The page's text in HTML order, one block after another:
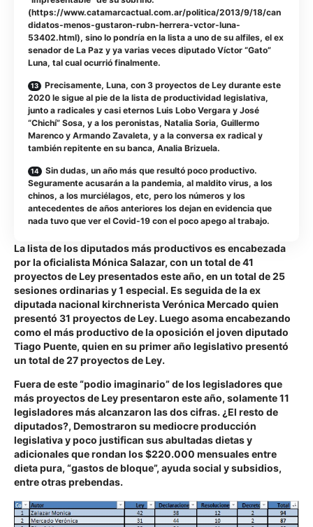
(https://www.catamarcactual.com.ar/politica/2013/9/18/can
didatos-menos-gustaron-rubn-herrera-vctor-luna-
53402.html), sino lo pondría en la lista a uno de su alfiles, el ex
senador de La Paz y ya varias veces diputado Víctor “Gato”
Luna, tal cual ocurrió finalmente.
Precisamente, Luna, con 3 proyectos de Ley durante este
2020 le sigue al pie de la lista de productividad legislativa,
junto a radicales y casi eternos Luis Lobo Vergara y José
“Chichí” Sosa, y a los peronistas, Natalia Soria, Guillermo
Marenco y Armando Zavaleta, y a la conversa ex radical y
también repitente en su banca, Analia Brizuela.
Sin dudas, un año más que resultó poco productivo.
Seguramente acusarán a la pandemia, al maldito virus, a los
chinos, a los murciélagos, etc, pero los números y los
antecedentes de años anteriores los dejan en evidencia que
nada tuvo que ver el Covid-19 con el poco apego al trabajo.
La lista de los diputados más productivos es encabezada
por la oficialista Mónica Salazar, con un total de 41
proyectos de Ley presentados este año, en un total de 25
sesiones ordinarias y 1 especial. Es seguida de la ex
diputada nacional kirchnerista Verónica Mercado quien
presentó 31 proyectos de Ley. Luego asoma encabezando
como el más productivo de la oposición el joven diputado
Tiago Puente, quien en su primer año legislativo presentó
un total de 27 proyectos de Ley.
Fuera de este “podio imaginario” de los legisladores que
más proyectos de Ley presentaron este año, solamente 11
legisladores más alcanzaron las dos cifras. ¿El resto de
diputados?, Demostraron su mediocre producción
legislativa y poco justifican sus abultadas dietas y
adicionales que rondan los $220.000 mensuales entre
dieta pura, “gastos de bloque”, ayuda social y subsidios,
entre otras prebendas.